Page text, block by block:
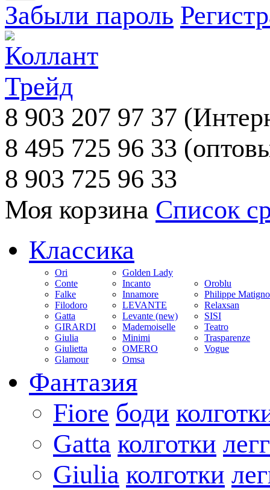
Забыли пароль
8 903 207 97 37
8 495 725 96 33
8 903 725 96 33
Моя корзина Список
Классика
Ori
Conte
Falke
Filodoro
Gatta
GIRARDI
Giulia
Giulietta
Glamour
Golden Lady
Incanto
Innamore
LEVANTE
Levante (new)
Mademoiselle
Minimi
OMERO
Omsa
Oroblu
Philippe
Relaxsan
SISI
Teatro
Trasparenze
Vogue
Фантазия
Fiore боди
Gatta колготки
Giulia колготки